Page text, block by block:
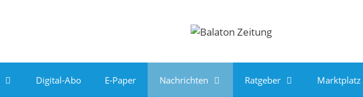
Digital-Abo E-Paper Nachrichten Ratgeber Marktplatz